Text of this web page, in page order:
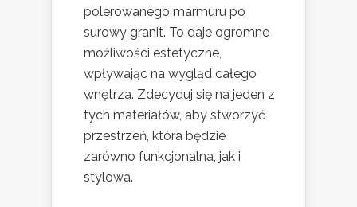
polerowanego marmuru po
surowy granit. To daje ogromne
możliwości estetyczne,
wpływając na wygląd całego
wnętrza. Zdecyduj się na jeden z
tych materiałów, aby stworzyć
przestrzeń, która będzie
zarówno funkcjonalna, jak i
stylowa.